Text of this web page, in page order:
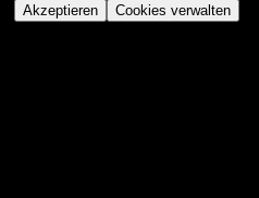
Akzeptieren Cookies verwalten